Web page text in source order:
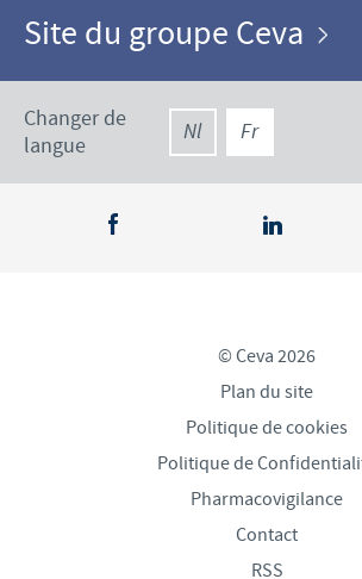
Site du groupe Ceva
Changer de
langue
Nl Fr
© Ceva 2026
Plan du site
Politique de cookies
Politique de
Pharmacovigilance
Contact
RSS